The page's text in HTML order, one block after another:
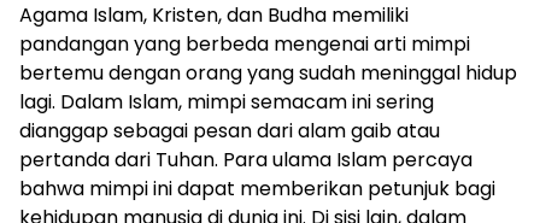
Agama Islam, Kristen, dan Budha memiliki
pandangan yang berbeda mengenai arti mimpi
bertemu dengan orang yang sudah meninggal hidup
lagi. Dalam Islam, mimpi semacam ini sering
dianggap sebagai pesan dari alam gaib atau
pertanda dari Tuhan. Para ulama Islam percaya
bahwa mimpi ini dapat memberikan petunjuk bagi